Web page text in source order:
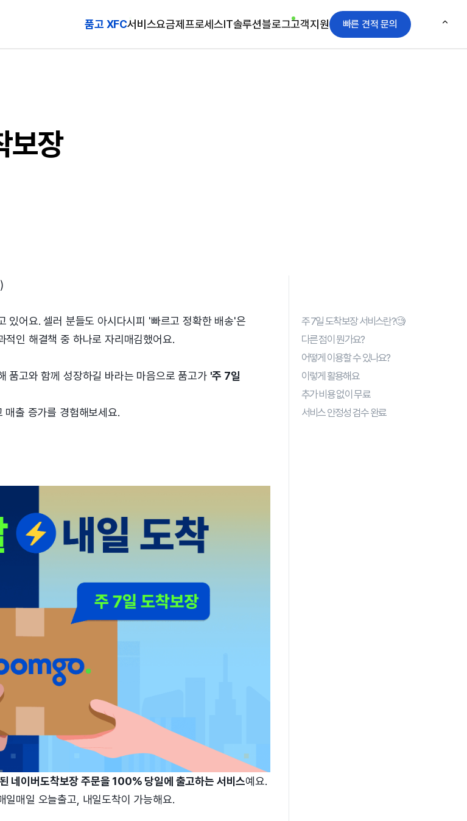
품고 XFC서비스요금제프로세스IT솔루션블로그고객지원 빠른 견적 문의
보장
있어요. 셀러 분들도 아시다시피 '빠르고 정확한 배송'은
인 해결책 중 하나로 자리매김했어요.
품고와 함께 성장하길 바라는 마음으로 품고가 '주 7일
출 증가를 경험해보세요.
네이버도착보장 주문을 100% 당일에 출고하는 서비스예요.
매일 오늘출고, 내일도착이 가능해요.
주 7일 도착보장 서비스란?🧐
다른 점이 뭔가요?
어떻게 이용할 수 있나요?
이렇게 활용해요
추가 비용 없이 무료
서비스 안정성 검수 완료